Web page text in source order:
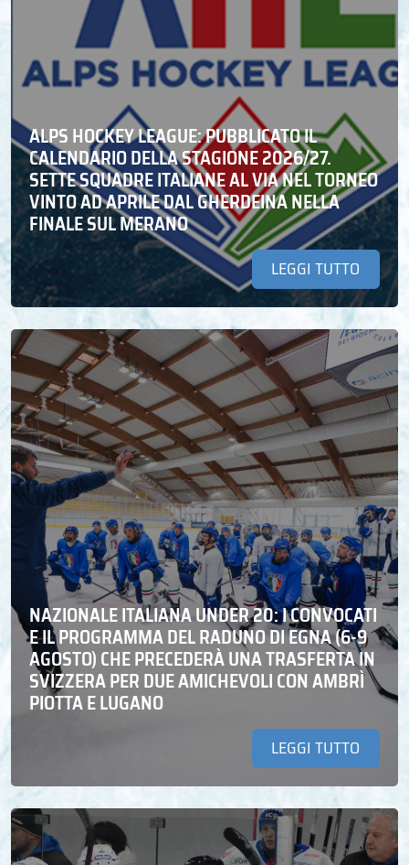
ALPS HOCKEY LEAGUE: PUBBLICATO IL
CALENDARIO DELLA STAGIONE 2026/27.
SETTE SQUADRE ITALIANE AL VIA NEL TORNEO
VINTO AD APRILE DAL GHERDEINA NELLA
FINALE SUL MERANO
LEGGI TUTTO
NAZIONALE ITALIANA UNDER 20: I CONVOCATI
E IL PROGRAMMA DEL RADUNO DI EGNA (6-9
AGOSTO) CHE PRECEDERÀ UNA TRASFERTA IN
SVIZZERA PER DUE AMICHEVOLI CON AMBRÌ
PIOTTA E LUGANO
LEGGI TUTTO